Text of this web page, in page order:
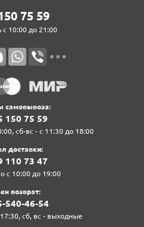
7‍5‍ 5‍9‍
с 10:00 до 21:00
самовывоза:
1‍5‍0‍ 7‍5‍ 5‍9‍
сб-вс - с 11:30 до 18:00
доставки:
1‍1‍0‍ 7‍3‍ 4‍7‍
с 10:00 до 19:00
возврат:
5‍4‍0‍-4‍6‍-5‍4‍
сб, вс - выходные